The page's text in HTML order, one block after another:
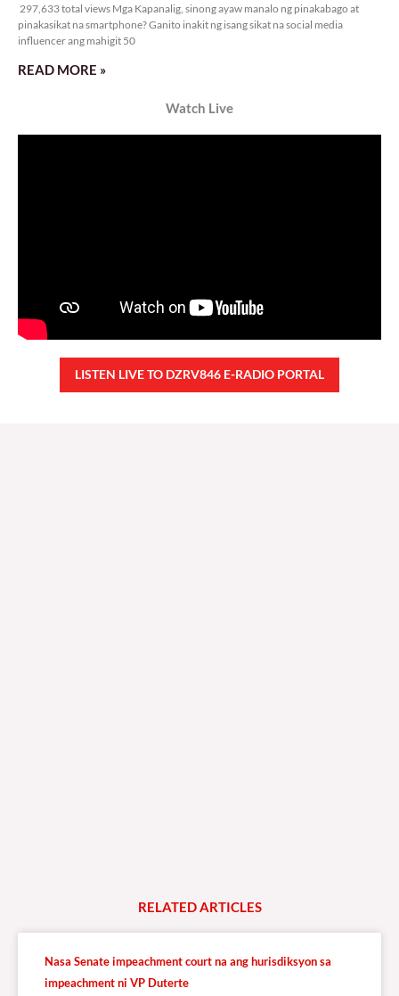
297,633 total views Mga Kapanalig, sinong ayaw manalo ng pinakabago at
pinakasikat na smartphone? Ganito inakit ng isang sikat na social media
influencer ang mahigit 50
READ MORE »
Watch Live
LISTEN LIVE TO DZRV846 E-RADIO PORTAL
RELATEDARTIC LES
Nasa Senate impeachment court na ang hurisdiksyon sa
impeachment ni VP Duterte